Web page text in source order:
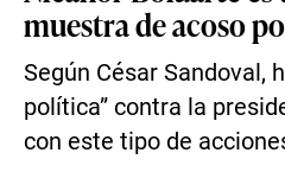
muestra de acoso
Según César Sandoval,
política” contra la
con este tipo de